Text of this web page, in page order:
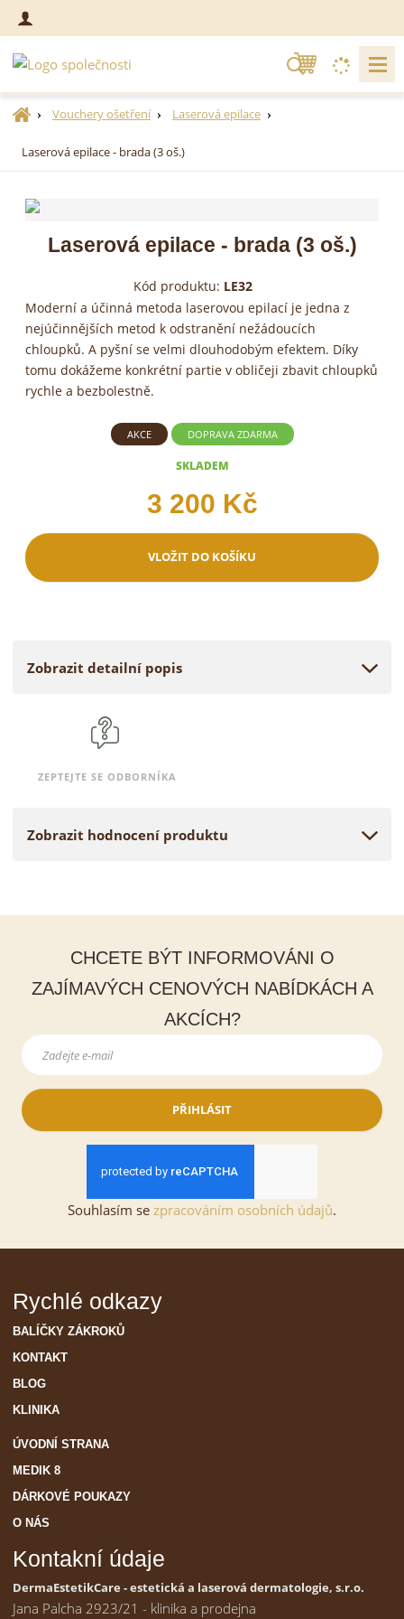
V
d
Ú
o
d
í
n
a
Vouchery ošetření Laserová epilace
Laserová epilace - brada (3 oš.)
Laserová epilace - brada (3 oš.)
Kód produktu: LE32
Moderní a účinná metoda laserovou epilací je jedna z
nejúčinnějších metod k odstranění nežádoucích
chloupků. A pyšní se velmi dlouhodobým efektem. Díky
tomu dokážeme konkrétní partie v obličeji zbavit chloupků
rychle a bezbolestně.
AKCE DOPRAVA ZDARMA
3 200 Kč
SKLADEM
VLOŽIT DO KOŠÍKU
Zobrazit detailní popis
ZEPTEJTE SE ODBORNÍKA
Zobrazit hodnocení produktu
CHCETE BÝT INFORMOVÁNI O
ZAJÍMAVÝCH CENOVÝCH NABÍDKÁCH A
AKCÍCH?
PŘIHLÁSIT
Souhlasím se zpracováním osobních údajů.
Rychlé odkazy
BALÍČKY ZÁKROKŮ
KONTAKT
BLOG
KLINIKA
ÚVODNÍ STRANA
MEDIK 8
DÁRKOVÉ POUKAZY
O NÁS
Kontakní údaje
DermaEstetikCare - estetická a laserová dermatologie, s.r.o.
Jana Palcha 2923/21 - klinika a prodejna